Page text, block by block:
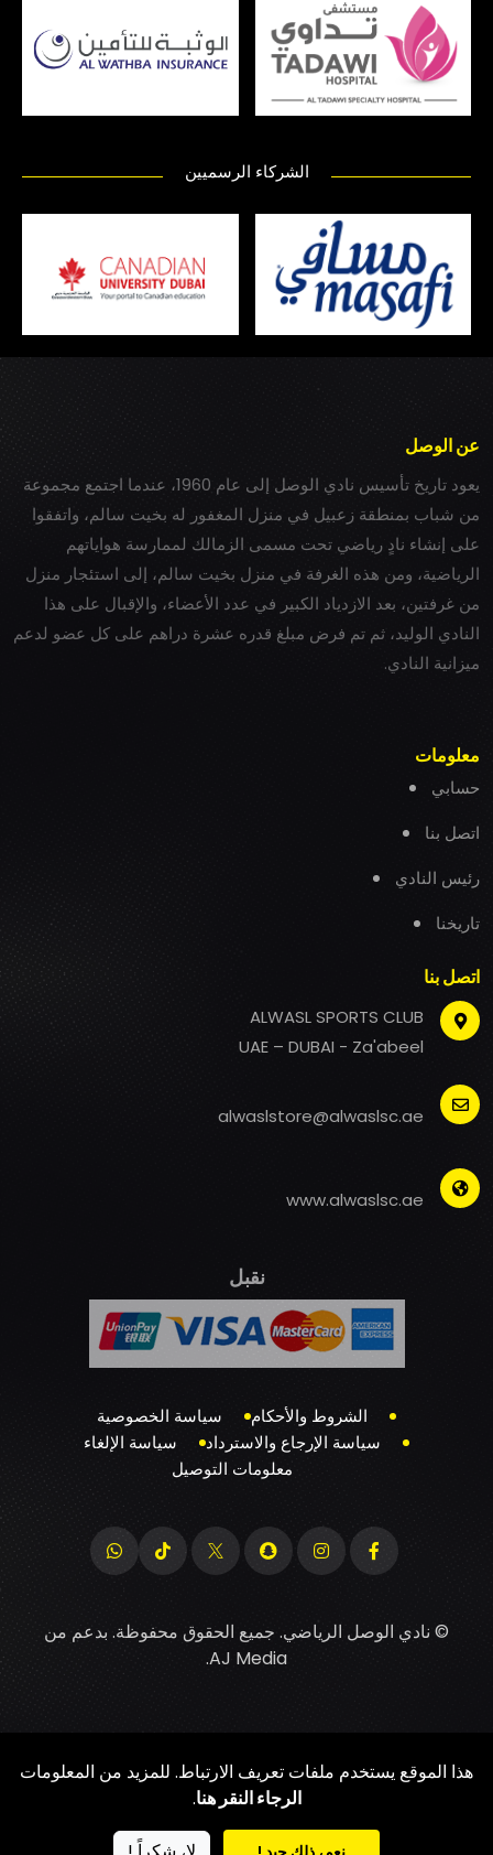
الشركاء الرسميين
عن الوصل
يعود تاريخ تأسيس نادي الوصل إلى عام 1960، عندما اجتمع مجموعة
من شباب بمنطقة زعبيل في منزل المغفور له بخيت سالم، واتفقوا
على إنشاء نادٍ رياضي تحت مسمى الزمالك لممارسة هواياتهم
الرياضية، ومن هذه الغرفة في منزل بخيت سالم، إلى استئجار منزل
من غرفتين، بعد الازدياد الكبير في عدد الأعضاء، والإقبال على هذا
النادي الوليد، ثم تم فرض مبلغ قدره عشرة دراهم على كل عضو لدعم
ميزانية النادي.
معلومات
حسابي
اتصل بنا
رئيس النادي
تاريخنا
اتصل بنا
ALWASL SPORTS CLUB
UAE – DUBAI - Za'abeel
alwaslstore@alwaslsc.ae
www.alwaslsc.ae
نقبل
الشروط والأحكام
سياسة الخصوصية
سياسة الإرجاع والاسترداد
سياسة الإلغاء
معلومات التوصيل
© نادي الوصل الرياضي. جميع الحقوق محفوظة. بدعم من
AJ Media
.
هذا الموقع يستخدم ملفات تعريف الارتباط. للمزيد من المعلومات
الرجاء النقر هنا.